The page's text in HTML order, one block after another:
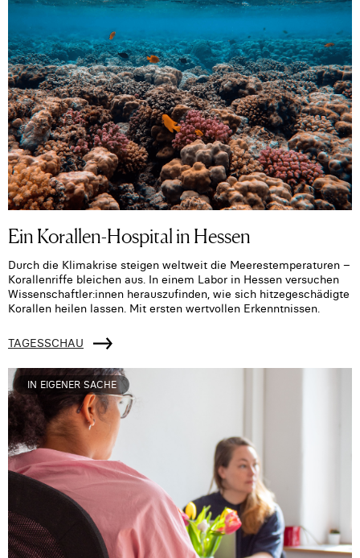
Ein Korallen-Hospital in Hessen
Durch die Klimakrise steigen weltweit die Meerestemperaturen –
Korallenriffe bleichen aus. In einem Labor in Hessen versuchen
Wissenschaftler:innen herauszufinden, wie sich hitzegeschädigte
Korallen heilen lassen. Mit ersten wertvollen Erkenntnissen.
TAGESSCHAU
IN EIGENER SACHE